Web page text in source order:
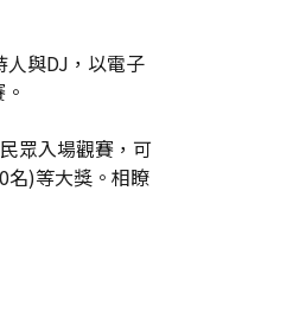
與DJ，以電子
眾入場觀賽，可
名)等大獎。相瞭